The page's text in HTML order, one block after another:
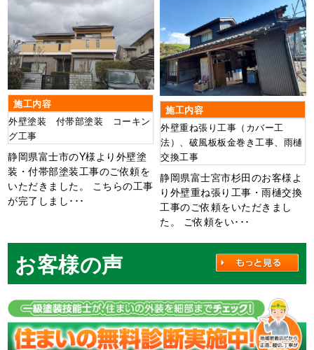
施工内容
外壁塗装 付帯部塗装 コーキン
グ工事
静岡県富士市のY様より外壁塗
装・付帯部塗装工事のご依頼を
いただきました。 こちらの工事
が完了しまし･･･
施工内容
外壁重ね張り工事（カバー工
法）、破風板板金巻き工事、雨樋
交換工事
静岡県富士宮市杉田のお客様よ
り外壁重ね張り工事・雨樋交換
工事のご依頼をいただきまし
た。 ご依頼をい･･･
お客様の声